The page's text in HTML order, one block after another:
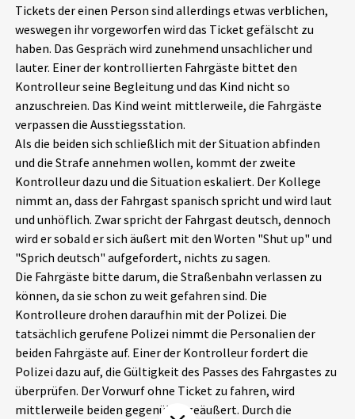
Phänomene
Aktuelles
Alle Beiträge
Veranstaltungen
Pressemitteilungen
Podcasts
Über uns
Projektbeschreibung
Kontakt
Unterstützer_innen
Spenden
chronik.LE in der Presse
Tickets der einen Person sind allerdings etwas verblichen,
weswegen ihr vorgeworfen wird das Ticket gefälscht zu
haben. Das Gespräch wird zunehmend unsachlicher und
lauter. Einer der kontrollierten Fahrgäste bittet den
Kontrolleur seine Begleitung und das Kind nicht so
anzuschreien. Das Kind weint mittlerweile, die Fahrgäste
verpassen die Ausstiegsstation.
Als die beiden sich schließlich mit der Situation abfinden
und die Strafe annehmen wollen, kommt der zweite
Kontrolleur dazu und die Situation eskaliert. Der Kollege
nimmt an, dass der Fahrgast spanisch spricht und wird laut
und unhöflich. Zwar spricht der Fahrgast deutsch, dennoch
wird er sobald er sich äußert mit den Worten "Shut up" und
"Sprich deutsch" aufgefordert, nichts zu sagen.
Die Fahrgäste bitte darum, die Straßenbahn verlassen zu
können, da sie schon zu weit gefahren sind. Die
Kontrolleure drohen daraufhin mit der Polizei. Die
tatsächlich gerufene Polizei nimmt die Personalien der
beiden Fahrgäste auf. Einer der Kontrolleur fordert die
Polizei dazu auf, die Gültigkeit des Passes des Fahrgastes zu
überprüfen. Der Vorwurf ohne Ticket zu fahren, wird
mittlerweile beiden gegenüber geäußert. Durch die